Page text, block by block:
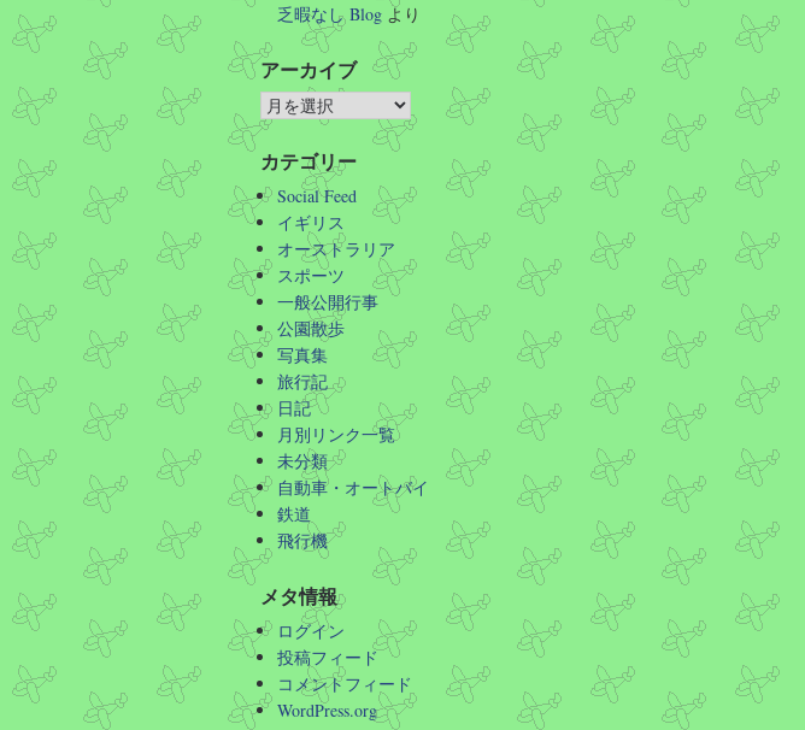
乏暇なし Blog より
アーカイブ
カテゴリー
Social Feed
イギリス
オーストラリア
スポーツ
一般公開行事
公園散歩
写真集
旅行記
日記
月別リンク一覧
未分類
自動車・オートバイ
鉄道
飛行機
メタ情報
ログイン
投稿フィード
コメントフィード
WordPress.org